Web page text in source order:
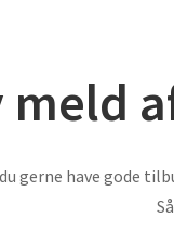
meld
gerne have gode